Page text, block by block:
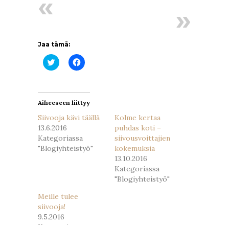
Jaa tämä:
Jaa
Twitterissä(Avautuu
Jaa
Facebookissa(Avautuu
Aiheeseen liittyy
Siivooja kävi täällä
13.6.2016
Kategoriassa
"Blogiyhteistyö"
Kolme kertaa
puhdas koti –
siivousvoittajien
kokemuksia
13.10.2016
Kategoriassa
"Blogiyhteistyö"
Meille tulee
siivooja!
9.5.2016